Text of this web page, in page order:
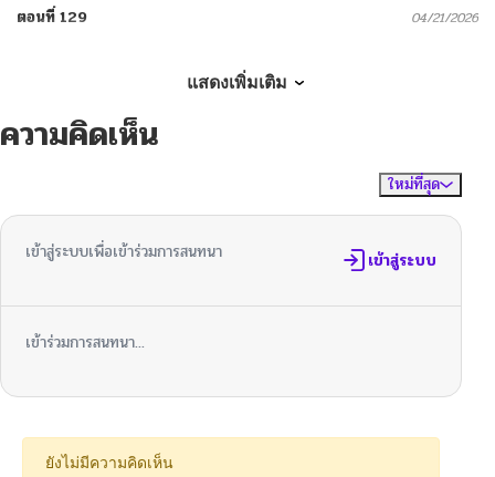
ตอนที่ 129 04/21/2026
ตอนที่ 127
04/03/2026
ตอนที่ 126 04/02/2026
04/02/2026
ตอนที่ 124.1 04/03/2026
แสดงเพิ่มเติม
ความคิดเห็น
ใหม่ที่สุด
เข้าสู่ระบบเพื่อเข้าร่วมการสนทนา เข้าสู่ระบบ
เข้าร่วมการสนทนา...
ยังไม่มีความคิดเห็น